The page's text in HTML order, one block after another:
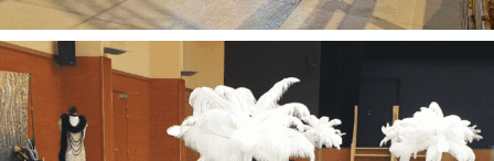
Ballons Barnums Décoration
NOËL